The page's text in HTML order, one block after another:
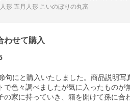
形 五月人形 こいのぼりの丸富
わせて購入
句にと購入いたしました。商品説明
で色々調べましたが気に入ったものが
の家に持っていき、箱を開けて孫に合